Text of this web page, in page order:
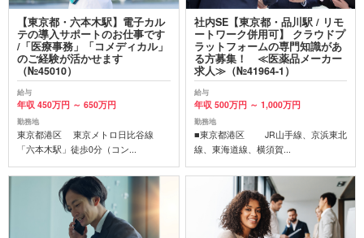
【東京都・六本木駅】電子カル
テの導入サポートのお仕事です
/「医療事務」「コメディカル」
のご経験が活かせます
（№45010）
給与
年収 450万円 ～ 650万円
勤務地
東京都港区 東京メトロ日比谷線
「六本木駅」徒歩0分（コン...
社内SE【東京都・品川駅 / リモ
ートワーク併用可】 クラウドプ
ラットフォームの専門知識があ
る方募集！ ≪医薬品メーカー
求人≫（№41964-1）
給与
年収 500万円 ～ 1,000万円
勤務地
■東京都港区 JR山手線、京浜東北
線、東海道線、横須賀...